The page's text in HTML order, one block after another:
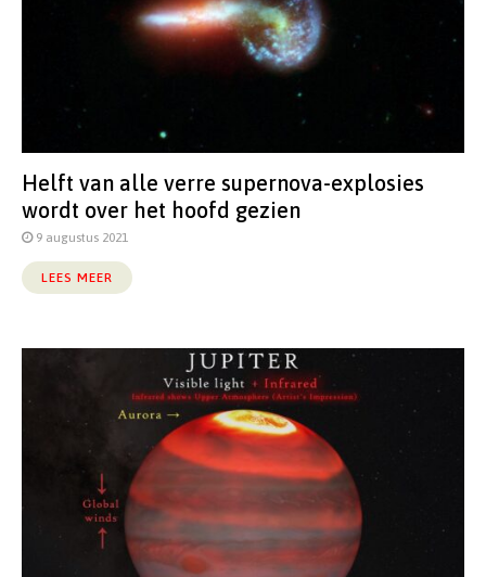
Helft van alle verre supernova-explosies
wordt over het hoofd gezien
9 augustus 2021
LEES MEER